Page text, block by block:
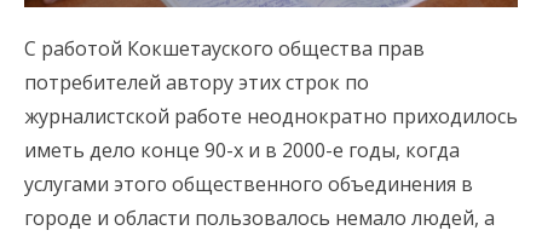
С работой Кокшетауского общества прав
потребителей автору этих строк по
журналистской работе неоднократно приходилось
иметь дело конце 90-х и в 2000-е годы, когда
услугами этого общественного объединения в
городе и области пользовалось немало людей, а